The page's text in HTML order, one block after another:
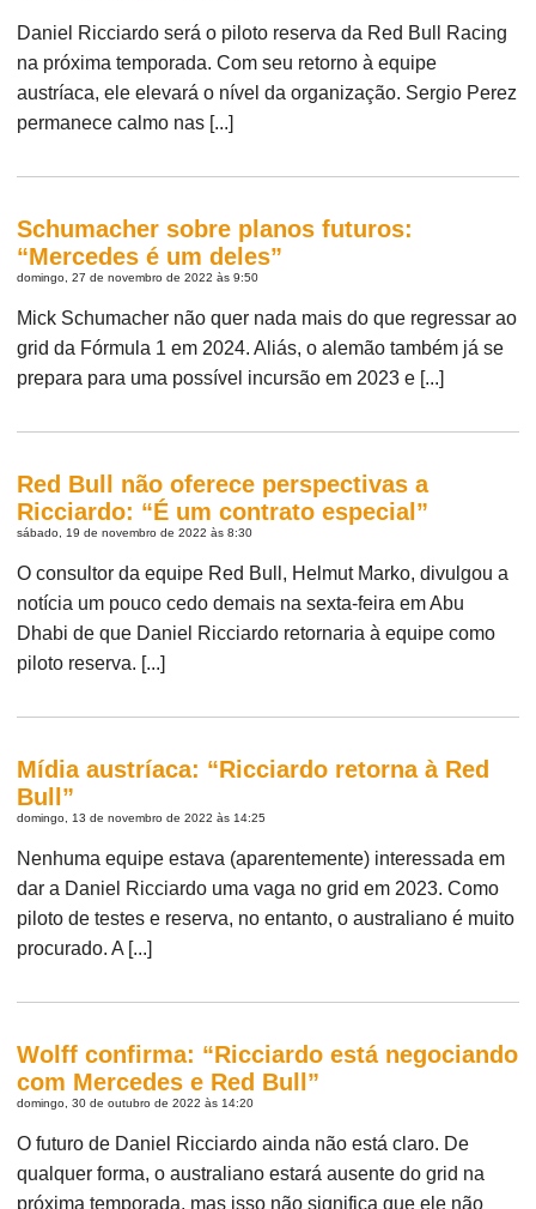
Daniel Ricciardo será o piloto reserva da Red Bull Racing
na próxima temporada. Com seu retorno à equipe
austríaca, ele elevará o nível da organização. Sergio Perez
permanece calmo nas [...]
Schumacher sobre planos futuros:
“Mercedes é um deles”
domingo, 27 de novembro de 2022 às 9:50
Mick Schumacher não quer nada mais do que regressar ao
grid da Fórmula 1 em 2024. Aliás, o alemão também já se
prepara para uma possível incursão em 2023 e [...]
Red Bull não oferece perspectivas a
Ricciardo: “É um contrato especial”
sábado, 19 de novembro de 2022 às 8:30
O consultor da equipe Red Bull, Helmut Marko, divulgou a
notícia um pouco cedo demais na sexta-feira em Abu
Dhabi de que Daniel Ricciardo retornaria à equipe como
piloto reserva. [...]
Mídia austríaca: “Ricciardo retorna à Red
Bull”
domingo, 13 de novembro de 2022 às 14:25
Nenhuma equipe estava (aparentemente) interessada em
dar a Daniel Ricciardo uma vaga no grid em 2023. Como
piloto de testes e reserva, no entanto, o australiano é muito
procurado. A [...]
Wolff confirma: “Ricciardo está negociando
com Mercedes e Red Bull”
domingo, 30 de outubro de 2022 às 14:20
O futuro de Daniel Ricciardo ainda não está claro. De
qualquer forma, o australiano estará ausente do grid na
próxima temporada, mas isso não significa que ele não